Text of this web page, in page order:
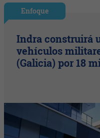
Enfoque
Indra construirá
vehículos
(Galicia) por 18